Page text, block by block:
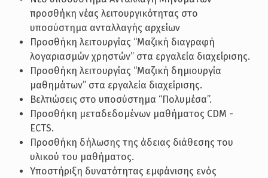
προσθήκη νέας λειτουργικότητας στο
υποσύστημα ανταλλαγής αρχείων
Προσθήκη λειτουργίας “Μαζική διαγραφή
λογαριασμών χρηστών” στα εργαλεία διαχείρισης.
Προσθήκη λειτουργίας “Μαζική δημιουργία
μαθημάτων” στα εργαλεία διαχείρισης.
Βελτιώσεις στο υποσύστημα “Πολυμέσα”.
Προσθήκη μεταδεδομένων μαθήματος CDM -
ECTS.
Προσθήκη δήλωσης της άδειας διάθεσης του
υλικού του μαθήματος.
Υποστήριξη δυνατότητας εμφάνισης ενός